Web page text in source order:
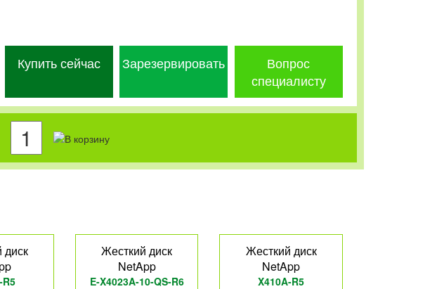
Купить сейчас Зарезервировать
Вопрос
специалисту
диск
R5
Жесткий диск
NetApp
E-X4023A-10-QS-R6
Жесткий диск
NetApp
X410A-R5